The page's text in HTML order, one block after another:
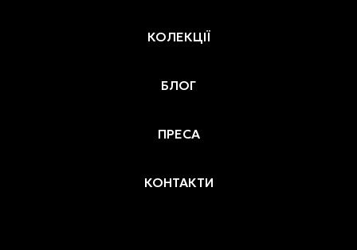
КОЛЕКЦІЇ
БЛОГ
ПРЕСА
КОНТАКТИ